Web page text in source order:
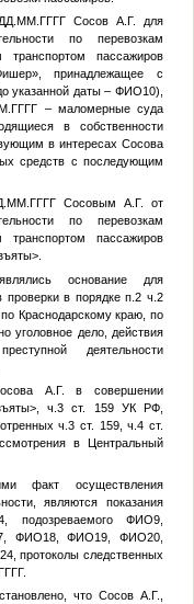
ДД.ММ.ГГГГ Сосов А.Г. для
по перевозкам
пассажиров
принадлежащее с
указанной даты –ФИО10),
– маломерные суда
в собственности
в интересах Сосова
средств с последующим
Сосовым А.Г. от
по перевозкам
пассажиров
.
основание для
проверки в порядке п.2 ч.2
Краснодарскому краю, по
уголовное дело, действия
деятельности
А.Г. в совершении
, ч.3 ст. 159 УК РФ,
ч.3 ст. 159, ч.4 ст.
в Центральный
факт осуществления
являются показания
, подозреваемогоФИО9
ФИО18,ФИО19 ,ФИО20
, протоколы следственных
.
что Сосов А.Г.,